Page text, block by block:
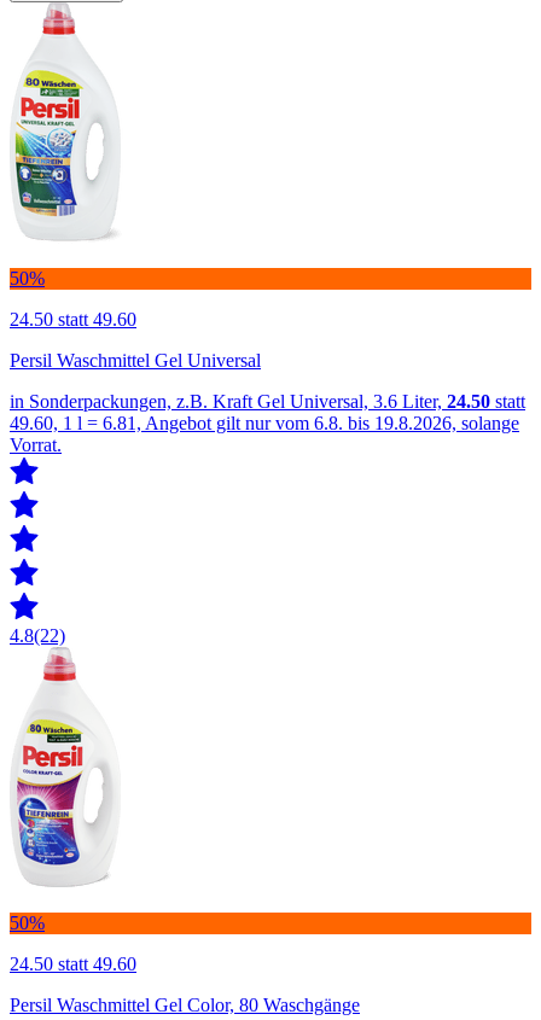
50%
24.50 statt 49.60
Persil Waschmittel Gel Universal
in Sonderpackungen, z.B. Kraft Gel Universal, 3.6 Liter, 24.50 statt
49.60, 1 l = 6.81, Angebot gilt nur vom 6.8. bis 19.8.2026, solange
Vorrat.
4.8(22)
50%
24.50 statt 49.60
Persil Waschmittel Gel Color, 80 Waschgänge